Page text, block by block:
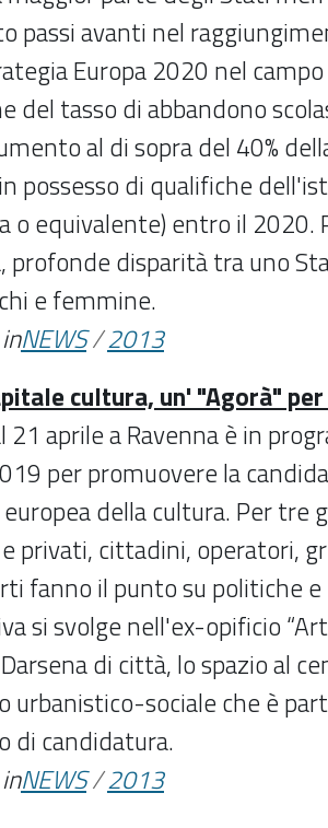
passi avanti nel
Europa 2020 nel
del tasso di abbandono
al di sopra del 40%
possesso di qualifiche
o equivalente) entro il 2020.
profonde disparità tra uno
e femmine.
NEWS/2013
cultura, un' "Agorà"
21 aprile a Ravenna è in
per promuovere la
della cultura. Per
privati, cittadini, operatori,
fanno il punto su politiche
si svolge nell'ex-opificio
di città, lo spazio al
urbanistico-sociale che è
di candidatura.
NEWS/2013